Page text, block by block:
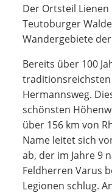
Der Ortsteil Lienen
Teutoburger
Wandergebiete
Bereits über 100
traditionsreichsten
Hermannsweg.
schönsten
über 156 km von
Name leitet sich
ab, der im Jahre 9
Feldherren Varus
Legionen schlug.